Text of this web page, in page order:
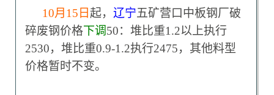
10月15日 起， 辽宁五矿营口中板钢厂破
碎废钢价格下调50：堆比重1.2以上执行
2530，堆比重0.9-1.2执行2475，其他料型
价格暂时不变。